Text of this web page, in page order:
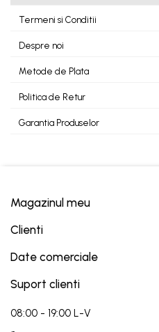
Termeni si Conditii
Despre noi
Metode de Plata
Politica de Retur
Garantia Produselor
Magazinul meu
Clienti
Date comerciale
Suport clienti
08:00 - 19:00 L-V